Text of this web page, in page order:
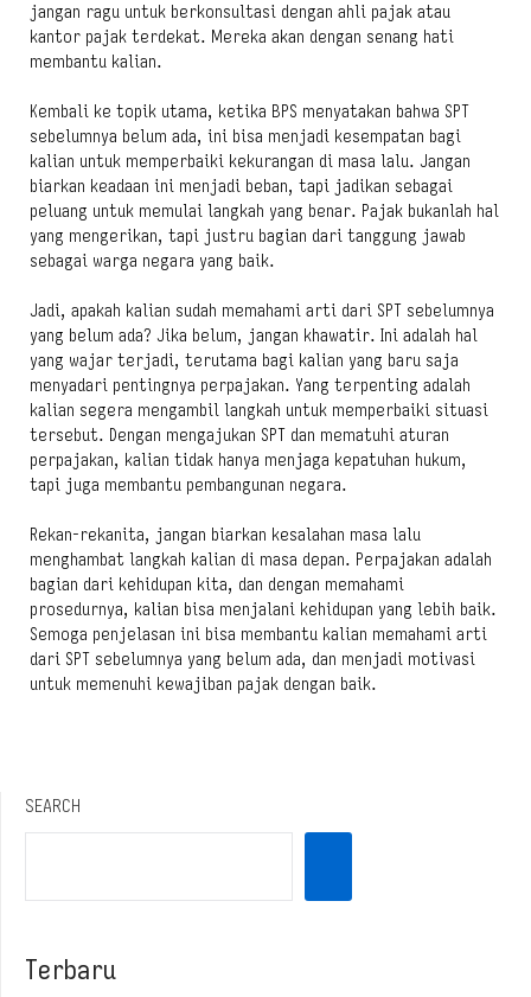
jangan ragu untuk berkonsultasi dengan ahli pajak atau
kantor pajak terdekat. Mereka akan dengan senang hati
membantu kalian.
Kembali ke topik utama, ketika BPS menyatakan bahwa SPT
sebelumnya belum ada, ini bisa menjadi kesempatan bagi
kalian untuk memperbaiki kekurangan di masa lalu. Jangan
biarkan keadaan ini menjadi beban, tapi jadikan sebagai
peluang untuk memulai langkah yang benar. Pajak bukanlah hal
yang mengerikan, tapi justru bagian dari tanggung jawab
sebagai warga negara yang baik.
Jadi, apakah kalian sudah memahami arti dari SPT sebelumnya
yang belum ada? Jika belum, jangan khawatir. Ini adalah hal
yang wajar terjadi, terutama bagi kalian yang baru saja
menyadari pentingnya perpajakan. Yang terpenting adalah
kalian segera mengambil langkah untuk memperbaiki situasi
tersebut. Dengan mengajukan SPT dan mematuhi aturan
perpajakan, kalian tidak hanya menjaga kepatuhan hukum,
tapi juga membantu pembangunan negara.
Rekan-rekanita, jangan biarkan kesalahan masa lalu
menghambat langkah kalian di masa depan. Perpajakan adalah
bagian dari kehidupan kita, dan dengan memahami
prosedurnya, kalian bisa menjalani kehidupan yang lebih baik.
Semoga penjelasan ini bisa membantu kalian memahami arti
dari SPT sebelumnya yang belum ada, dan menjadi motivasi
untuk memenuhi kewajiban pajak dengan baik.
SEARCH
Terbaru